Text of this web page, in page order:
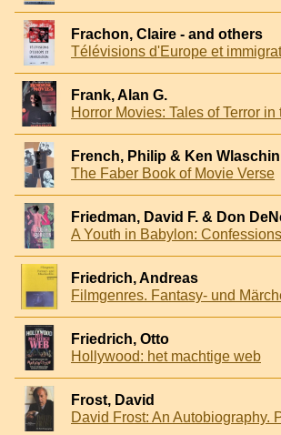
Frachon, Claire - and others
Télévisions d'Europe et
Frank, Alan G.
French, Philip & Ken Wlaschin
The Faber Book of Movie Verse
Friedman, David F. & Don
Friedrich, Andreas
Friedrich, Otto
Hollywood: het machtige web
Frost, David